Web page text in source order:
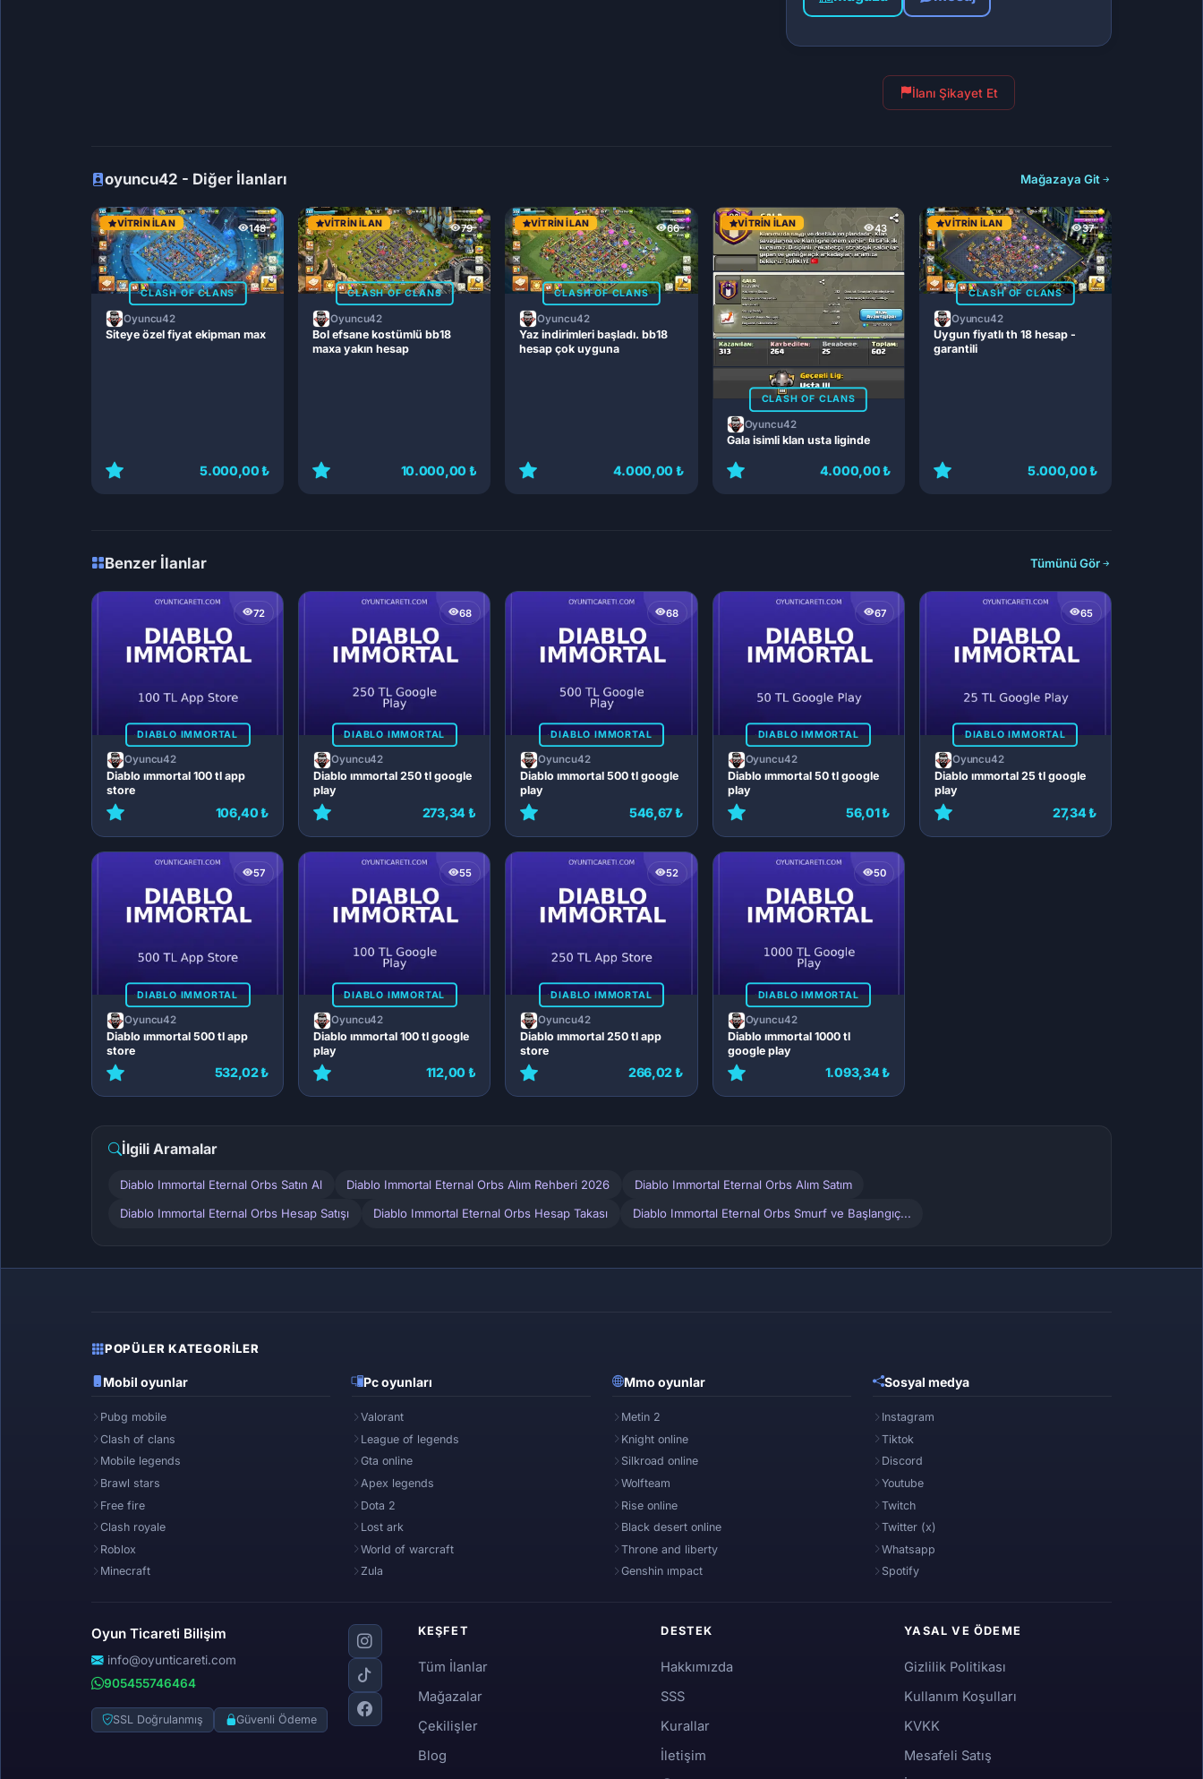
İlanı Şikayet Et
oyuncu42 - Diğer İlanları Mağazaya Git
148
VITRIN İLAN
CLASH OF CLANS
Oyuncu42
Siteye özel fiyat ekipman max
5.000,00 ₺
79
VITRIN İLAN
CLASH OF CLANS
Oyuncu42
Bol efsane kostümlü bb18
maxa yakın hesap
10.000,00 ₺
66
VITRIN İLAN
CLASH OF CLANS
Oyuncu42
Yaz indirimleri başladı. bb18
hesap çok uyguna
4.000,00 ₺
43
VITRIN İLAN
CLASH OF CLANS
Oyuncu42
Gala isimli klan usta liginde
4.000,00 ₺
37
VITRIN İLAN
CLASH OF CLANS
Oyuncu42
Uygun fiyatlı th 18 hesap -
garantili
5.000,00 ₺
Benzer İlanlar Tümünü Gör
72
DIABLO IMMORTAL
Oyuncu42
Diablo ımmortal 100 tl app
store
106,40 ₺
68
DIABLO IMMORTAL
Oyuncu42
Diablo ımmortal 250 tl google
play
273,34 ₺
68
DIABLO IMMORTAL
Oyuncu42
Diablo ımmortal 500 tl google
play
546,67 ₺
67
DIABLO IMMORTAL
Oyuncu42
Diablo ımmortal 50 tl google
play
56,01 ₺
65
DIABLO IMMORTAL
Oyuncu42
Diablo ımmortal 25 tl google
play
27,34 ₺
57
DIABLO IMMORTAL
Oyuncu42
Diablo ımmortal 500 tl app
store
532,02 ₺
55
DIABLO IMMORTAL
Oyuncu42
Diablo ımmortal 100 tl google
play
112,00 ₺
52
DIABLO IMMORTAL
Oyuncu42
Diablo ımmortal 250 tl app
store
266,02 ₺
50
DIABLO IMMORTAL
Oyuncu42
Diablo ımmortal 1000 tl
google play
1.093,34 ₺
İlgili Aramalar
Diablo Immortal Eternal Orbs Satın Al Diablo Immortal Eternal Orbs Alım Rehberi 2026 Diablo Immortal Eternal Orbs Alım Satım
Diablo Immortal Eternal Orbs Hesap Satışı Diablo Immortal Eternal Orbs Hesap Takası Diablo Immortal Eternal Orbs Smurf ve Başlangıç...
POPÜLER KATEGORILER
Mobil oyunlar
Pubg mobile
Clash of clans
Mobile legends
Brawl stars
Free fire
Clash royale
Roblox
Minecraft
Pc oyunları
Valorant
League of legends
Gta online
Apex legends
Dota 2
Lost ark
World of warcraft
Zula
Mmo oyunlar
Metin 2
Knight online
Silkroad online
Wolfteam
Rise online
Black desert online
Throne and liberty
Genshin ımpact
Sosyal medya
Instagram
Tiktok
Discord
Youtube
Twitch
Twitter (x)
Whatsapp
Spotify
Oyun Ticareti Bilişim
info@oyunticareti.com
905455746464
SSL Doğrulanmış Güvenli Ödeme
KEŞFET
Tüm İlanlar
Mağazalar
Çekilişler
Blog
DESTEK
Hakkımızda
SSS
Kurallar
İletişim
YASAL VE ÖDEME
Gizlilik Politikası
Kullanım Koşulları
KVKK
Mesafeli Satış